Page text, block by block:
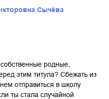
Сычёва
родные,
этим титула? Сбежать из
отправиться в школу
ты стала случайной